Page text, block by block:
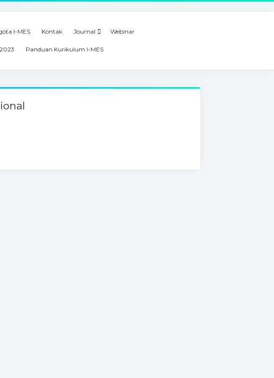
I-MES Kontak Journal Webinar
Panduan Kurikulum I-MES